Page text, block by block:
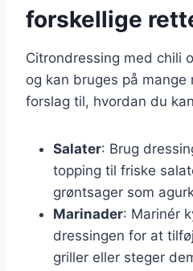
forskellige
Citrondressing med chili
og kan bruges på mange
forslag til, hvordan du
Salater: Brug
topping til friske
grøntsager som
Marinader: Marinér
dressingen for at
griller eller steger